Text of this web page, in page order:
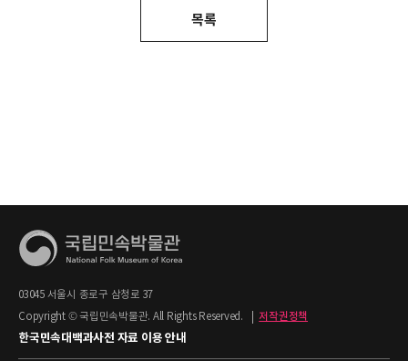
목록
03045 서울시 종로구 삼청로 37
Copyright © 국립민속박물관. All Rights Reserved.
저작권정책
한국민속대백과사전 자료 이용 안내